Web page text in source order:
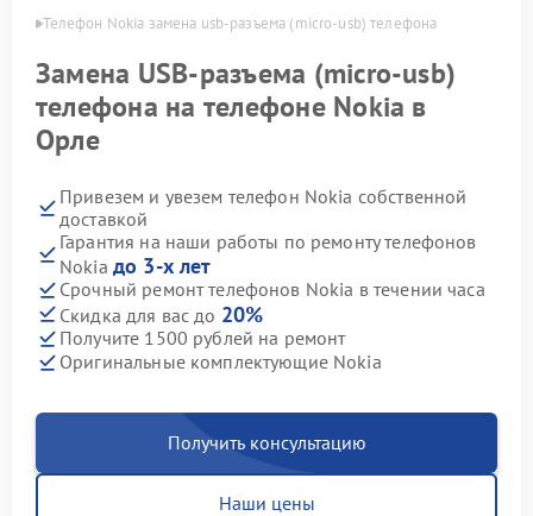
Телефон Nokia замена usb-разъема (micro-usb) телефона
Замена USB-разъема (micro-usb)
телефона на телефоне Nokia в
Орле
Привезем и увезем телефон Nokia собственной
доставкой
Гарантия на наши работы по ремонту телефонов
Nokia до 3-х лет
Срочный ремонт телефонов Nokia в течении часа
Скидка для вас до 20%
Получите 1500 рублей на ремонт
Оригинальные комплектующие Nokia
Получить консультацию
Наши цены